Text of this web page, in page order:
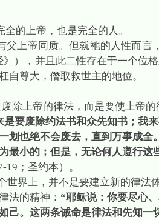
的上帝，也是完全的人。
父上帝同质。但就祂的人性而
》），并且此二性存在于一个位
自尊大，僭取救世主的地位。
除上帝的律法，而是要使上帝的
是要废除约法书和众先知书；我
划也绝不会废去，直到万事成
最小的；但是，无论何人遵行
19 ；圣约本）。
世界上，并不是要建立新的律法
法的精神： “耶稣说：你要尽心
己。这两条诫命是律法和先知一